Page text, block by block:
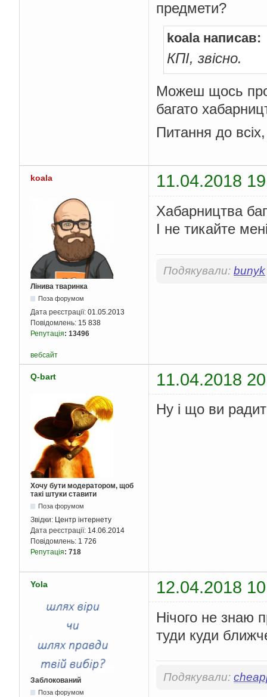
предмети?
koala написав:
КПІ, звісно.
Можеш щось про
багато
Питання до
koala 11.04.2018
Лінива тваринка
Поза форумом
Дата реєстрації: 01.05.2013
Повідомлень: 15 838
Репутація: 13496
Хабарництва
І не тикайте
Подякували: bunyk
вебсайт
Q-bart 11.04.2018
Хочу бути модератором, щоб
такі штуки ставити
Поза форумом
Звідки: Центр інтернету
Дата реєстрації: 14.06.2014
Повідомлень: 1 726
Репутація: 718
Ну і що ви
Yola 12.04.2018
Заблокований
Поза форумом
Нічого не знаю
туди куди
Подякували: